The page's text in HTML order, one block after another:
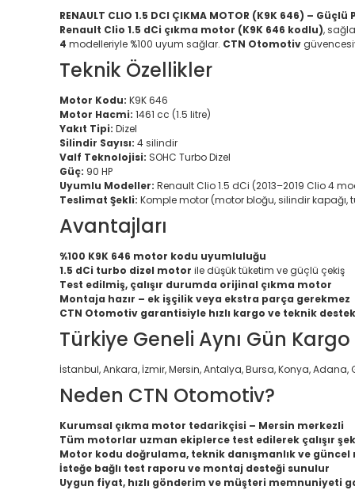
RENAULT CLIO 1.5 DCI ÇIKMA MOTOR (K9K 646) –
Renault Clio 1.5 dCi çıkma motor (K9K 646 kodlu),
4 modelleriyle %100 uyum sağlar. CTN Otomotiv
Teknik Özellikler
Motor Kodu: K9K 646
Motor Hacmi: 1461 cc (1.5 litre)
Yakıt Tipi: Dizel
Silindir Sayısı: 4 silindir
Valf Teknolojisi: SOHC Turbo Dizel
Güç: 90 HP
Uyumlu Modeller: Renault Clio 1.5 dCi (2013–2019 Clio 4
Teslimat Şekli: Komple motor (motor bloğu, silindir kapağı,
Avantajları
%100 K9K 646 motor kodu uyumluluğu
1.5 dCi turbo dizel motor ile düşük tüketim ve güçlü çekiş
Test edilmiş, çalışır durumda orijinal çıkma motor
Montaja hazır – ek işçilik veya ekstra parça gerekmez
CTN Otomotiv garantisiyle hızlı kargo ve teknik destek
Türkiye Geneli Aynı Gün Kargo
İstanbul, Ankara, İzmir, Mersin, Antalya, Bursa, Konya, Adana,
Neden CTN Otomotiv?
Kurumsal çıkma motor tedarikçisi – Mersin merkezli
Tüm motorlar uzman ekiplerce test edilerek çalışır
Motor kodu doğrulama, teknik danışmanlık ve
İsteğe bağlı test raporu ve montaj desteği sunulur
Uygun fiyat, hızlı gönderim ve müşteri memnuniyeti